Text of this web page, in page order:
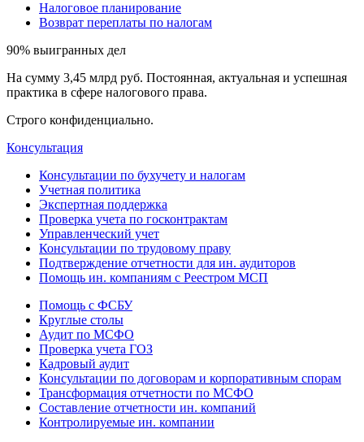
Налоговое планирование
Возврат переплаты по налогам
90% выигранных дел
На сумму 3,45 млрд руб. Постоянная, актуальная и успешная
практика в сфере налогового права.
Строго конфиденциально.
Консультация
Консультации по бухучету и налогам
Учетная политика
Экспертная поддержка
Проверка учета по госконтрактам
Управленческий учет
Консультации по трудовому праву
Подтверждение отчетности для ин. аудиторов
Помощь ин. компаниям с Реестром МСП
Помощь с ФСБУ
Круглые столы
Аудит по МСФО
Проверка учета ГОЗ
Кадровый аудит
Консультации по договорам и корпоративным спорам
Трансформация отчетности по МСФО
Составление отчетности ин. компаний
Контролируемые ин. компании